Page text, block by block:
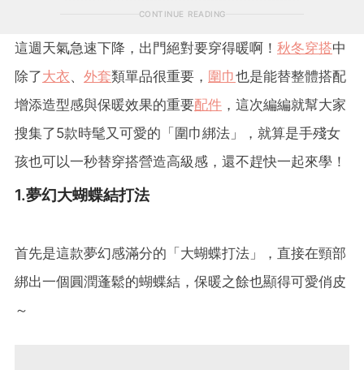
CONTINUE READING
這週天氣急速下降，出門絕對要穿得暖啊！ 秋冬穿搭中
除了大衣、 外套類單品很重要， 圍巾也是能替整體搭配
增添造型感與保暖效果的重要配件 ，這次編編就幫大家
搜集了5款時髦又可愛的「圍巾綁法」，就算是手殘女
孩也可以一秒替穿搭營造高級感，還不趕快一起來學！
1.夢幻大蝴蝶結打法
首先是這款夢幻感滿分的「大蝴蝶打法」，直接在頸部
綁出一個圓潤蓬鬆的蝴蝶結，保暖之餘也顯得可愛俏皮
～